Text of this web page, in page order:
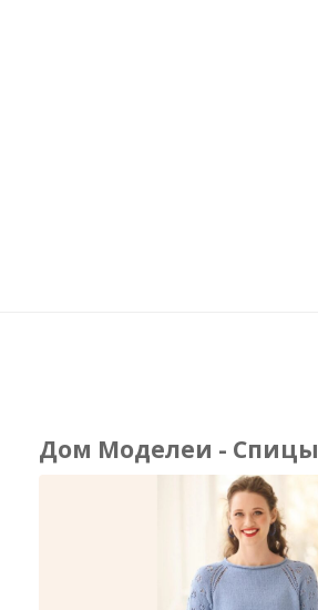
Дом Моделеи - Спицы